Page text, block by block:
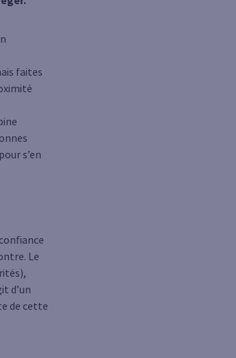
faites
s’en
Le
d’un
de cette